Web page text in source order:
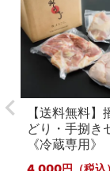
【送料無料】
どり・手捌き
《冷蔵専用》
4,000